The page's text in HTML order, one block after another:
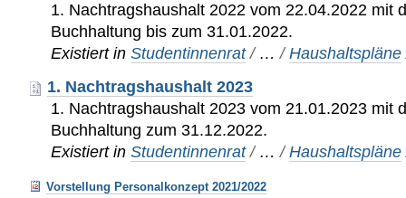
1. Nachtragshaushalt 2022 vom 22.04.2022 mit
Buchhaltung bis zum 31.01.2022.
Existiert in Studentinnenrat / …/Haushaltspläne
1. Nachtragshaushalt 2023
1. Nachtragshaushalt 2023 vom 21.01.2023 mit
Buchhaltung zum 31.12.2022.
Existiert in Studentinnenrat / …/Haushaltspläne
Vorstellung Personalkonzept 2021/2022